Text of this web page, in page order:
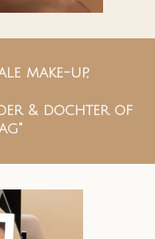
make-up,
& dochter of